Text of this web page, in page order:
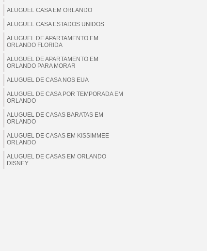
ALUGUEL CASA EM ORLANDO
ALUGUEL CASA ESTADOS UNIDOS
ALUGUEL DE APARTAMENTO EM
ORLANDO FLORIDA
ALUGUEL DE APARTAMENTO EM
ORLANDO PARA MORAR
ALUGUEL DE CASA NOS EUA
ALUGUEL DE CASA POR TEMPORADA EM
ORLANDO
ALUGUEL DE CASAS BARATAS EM
ORLANDO
ALUGUEL DE CASAS EM KISSIMMEE
ORLANDO
ALUGUEL DE CASAS EM ORLANDO
DISNEY